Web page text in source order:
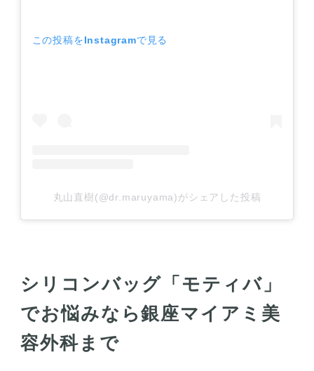
この投稿をInstagramで見る
丸山直樹(@dr.maruyama)がシェアした投稿
シリコンバッグ「モティバ」
でお悩みなら銀座マイアミ美
容外科まで